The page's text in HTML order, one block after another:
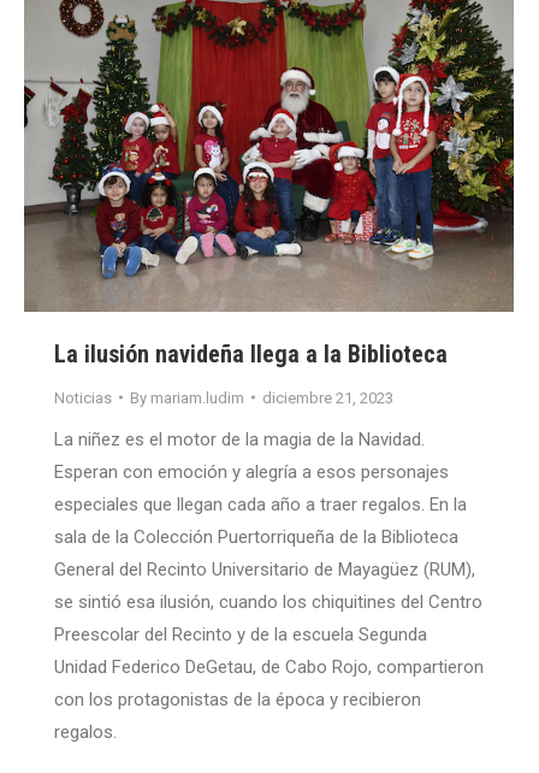
La ilusión navideña llega a la Biblioteca
Noticias By mariam.ludim diciembre 21, 2023
La niñez es el motor de la magia de la Navidad.
Esperan con emoción y alegría a esos personajes
especiales que llegan cada año a traer regalos. En la
sala de la Colección Puertorriqueña de la Biblioteca
General del Recinto Universitario de Mayagüez (RUM),
se sintió esa ilusión, cuando los chiquitines del Centro
Preescolar del Recinto y de la escuela Segunda
Unidad Federico DeGetau, de Cabo Rojo, compartieron
con los protagonistas de la época y recibieron
regalos.